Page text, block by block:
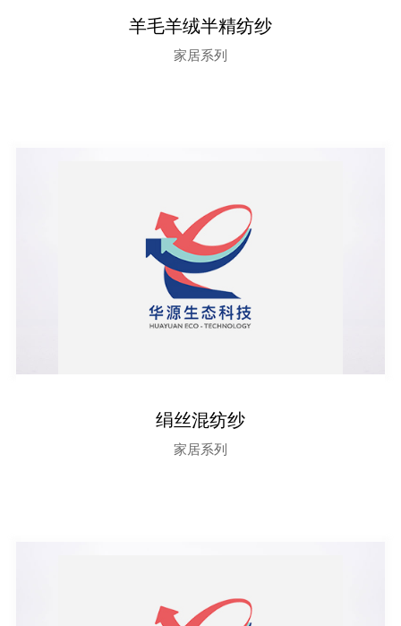
羊毛羊绒半精纺纱
家居系列
绢丝混纺纱
家居系列